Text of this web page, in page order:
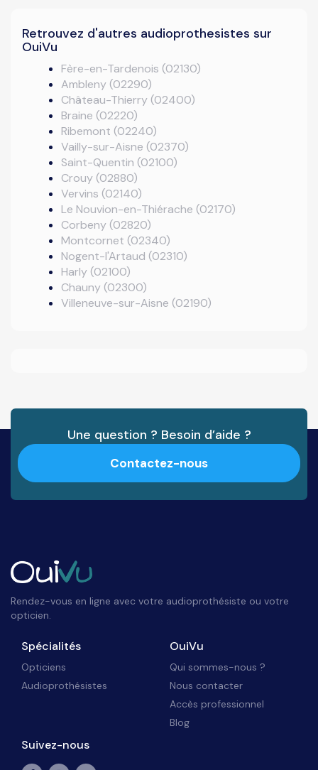
Retrouvez d'autres audioprothesistes sur
OuiVu
Fère-en-Tardenois (02130)
Ambleny (02290)
Château-Thierry (02400)
Braine (02220)
Ribemont (02240)
Vailly-sur-Aisne (02370)
Saint-Quentin (02100)
Crouy (02880)
Vervins (02140)
Le Nouvion-en-Thiérache (02170)
Corbeny (02820)
Montcornet (02340)
Nogent-l'Artaud (02310)
Harly (02100)
Chauny (02300)
Villeneuve-sur-Aisne (02190)
Une question ? Besoin d’aide ?
Contactez-nous
Rendez-vous en ligne avec votre audioprothésiste ou votre
opticien.
Spécialités
Opticiens
Audioprothésistes
OuiVu
Qui sommes-nous ?
Nous contacter
Accès professionnel
Blog
Suivez-nous